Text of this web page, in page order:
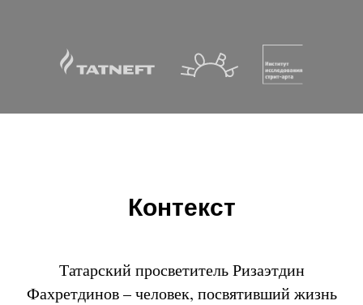
Контекст
Татарский просветитель Ризаэтдин
Фахретдинов – человек, посвятивший жизнь